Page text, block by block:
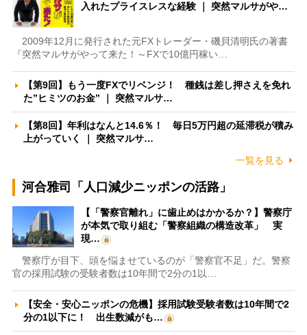
入れたプライスレスな経験 ｜ 突然マルサがや…
2009年12月に発行された元FXトレーダー・磯貝清明氏の著書
『突然マルサがやって来た！～FXで10億円稼い…
【第9回】もう一度FXでリベンジ！ 種銭は差し押さえを免れ
た”ヒミツのお金” ｜ 突然マルサ…
【第8回】年利はなんと14.6％！ 毎日5万円超の延滞税が積み
上がっていく ｜ 突然マルサ…
一覧を見る
河合雅司「人口減少ニッポンの活路」
【「警察官離れ」に歯止めはかかるか？】警察庁
が本気で取り組む「警察組織の構造改革」 実
現…
警察庁が目下、頭を悩ませているのが「警察官不足」だ。警察
官の採用試験の受験者数は10年間で2分の1以…
【安全・安心ニッポンの危機】採用試験受験者数は10年間で2
分の1以下に！ 出生数減がも…